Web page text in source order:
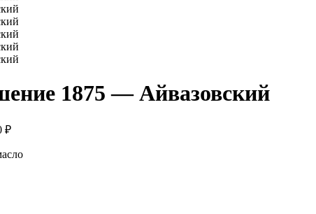
1875 — Айвазовский
₽